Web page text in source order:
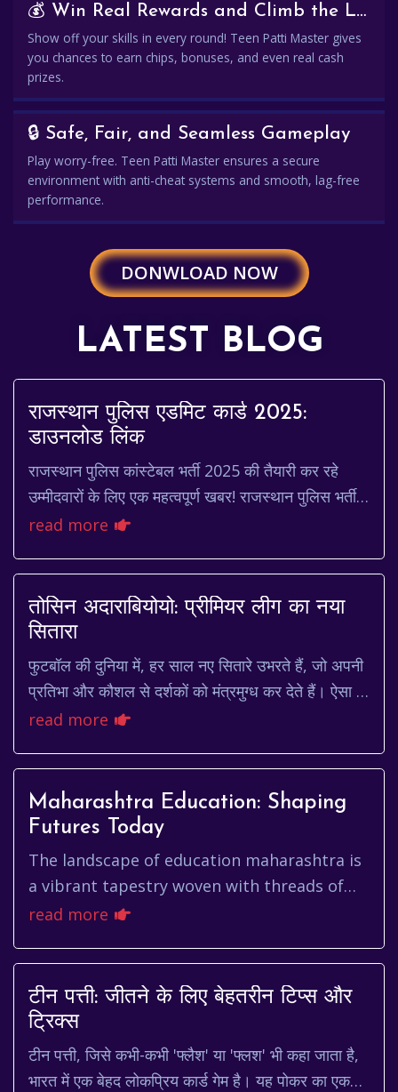
💰 Win Real Rewards and Climb the Leaderboard
Show off your skills in every round! Teen Patti Master gives
you chances to earn chips, bonuses, and even real cash
prizes.
🔒 Safe, Fair, and Seamless Gameplay
Play worry-free. Teen Patti Master ensures a secure
environment with anti-cheat systems and smooth, lag-free
performance.
DONWLOAD NOW
LATEST BLOG
राजस्थान पुलिस एडमिट कार्ड 2025:
डाउनलोड लिंक
राजस्थान पुलिस कांस्टेबल भर्ती 2025 की तैयारी कर रहे
उम्मीदवारों के लिए एक महत्वपूर्ण खबर! राजस्थान पुलिस भर्ती
बोर्ड जल्द ही कांस्टेबल भर्ती परीक्षा ...
read more
तोसिन अदाराबियोयो: प्रीमियर लीग का नया
सितारा
फुटबॉल की दुनिया में, हर साल नए सितारे उभरते हैं, जो अपनी
प्रतिभा और कौशल से दर्शकों को मंत्रमुग्ध कर देते हैं। ऐसा ही
एक नाम है तोसिन अदाराबियोयो (To...
read more
Maharashtra Education: Shaping
Futures Today
The landscape of education maharashtra is
a vibrant tapestry woven with threads of
tradition and innovation. From bustling
read more
टीन पत्ती: जीतने के लिए बेहतरीन टिप्स और
ट्रिक्स
टीन पत्ती, जिसे कभी-कभी 'फ्लैश' या 'फ्लश' भी कहा जाता है,
भारत में एक बेहद लोकप्रिय कार्ड गेम है। यह पोकर का एक